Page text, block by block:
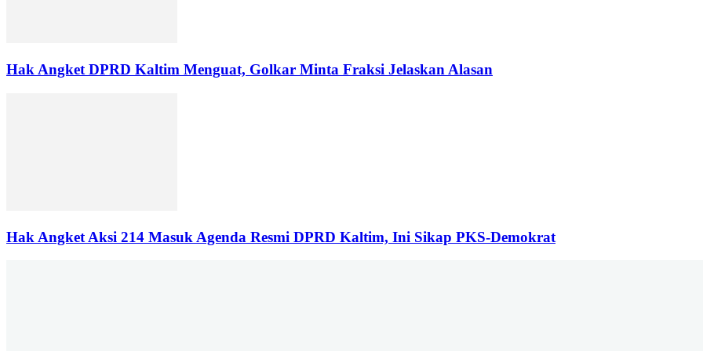
Hak Angket DPRD Kaltim Menguat, Golkar Minta Fraksi Jelaskan Alasan
Hak Angket Aksi 214 Masuk Agenda Resmi DPRD Kaltim, Ini Sikap PKS-Demokrat